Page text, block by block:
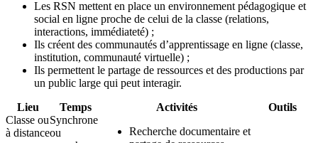
Les RSN mettent en place un environnement pédagogique et
social en ligne proche de celui de la classe (relations,
interactions, immédiateté) ;
Ils créent des communautés d’apprentissage en ligne (classe,
institution, communauté virtuelle) ;
Ils permettent le partage de ressources et des productions par
un public large qui peut interagir.
Lieu
Temps Activités
Outils
Classe ou
à distance
Synchrone
ou
Recherche documentaire et